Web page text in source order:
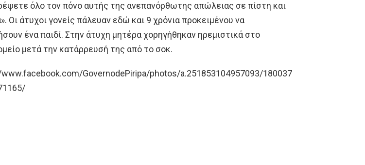
όλο τον πόνο αυτής της ανεπανόρθωτης απώλειας σε πίστη και
Οι άτυχοι γονείς πάλευαν εδώ και 9 χρόνια προκειμένου να
ένα παιδί. Στην άτυχη μητέρα χορηγήθηκαν ηρεμιστικά στο
μετά την κατάρρευσή της από το σοκ.
GovernodePiripa/photos/a.251853104957093/180037